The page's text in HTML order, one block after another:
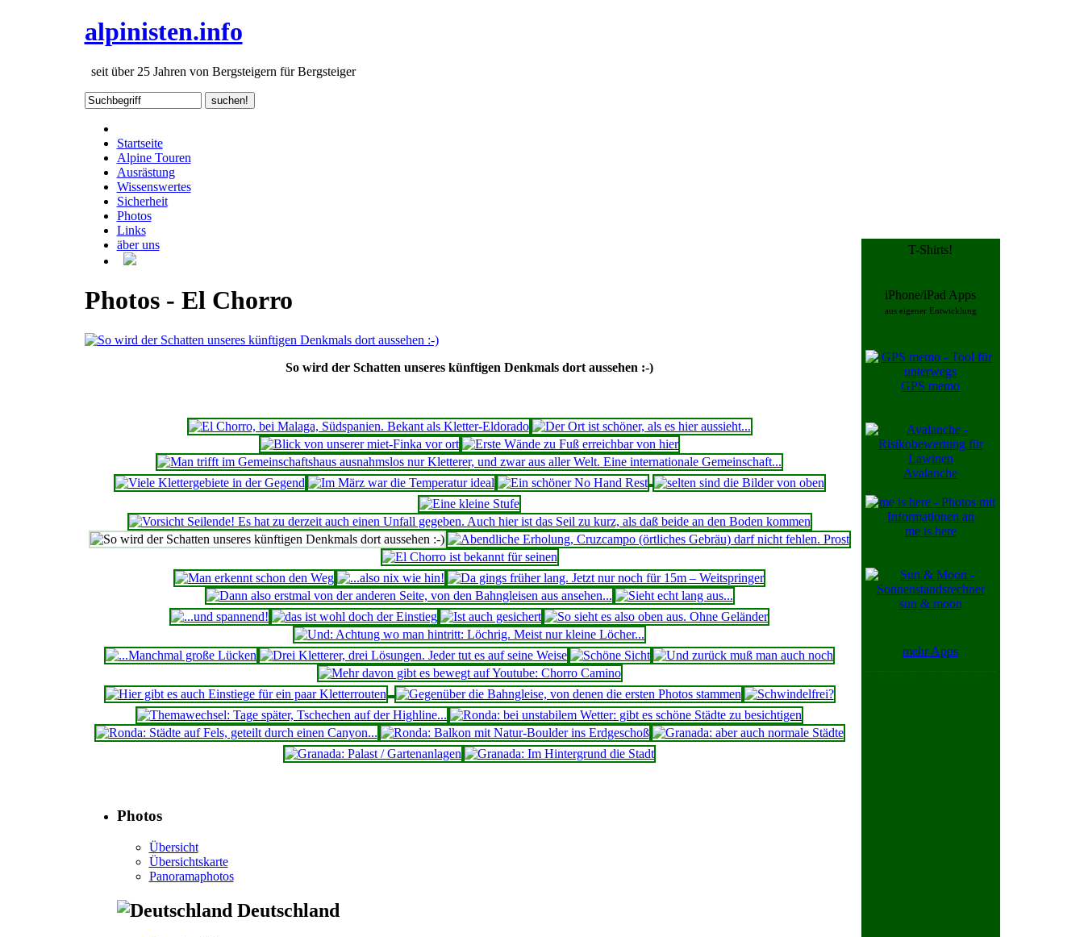
T-Shirts!
iPhone/iPad Apps
aus eigener Entwicklung
GPS memo
Avalanche
me is here
sun & moon
mehr Apps
alpinisten.info
seit über 25 Jahren von Bergsteigern für Bergsteiger
Startseite
Alpine Touren
Ausrästung
Wissenswertes
Sicherheit
Photos
Links
äber uns
Photos - El Chorro
So wird der Schatten unseres künftigen Denkmals dort aussehen :-)
Photos
Übersicht
Übersichtskarte
Panoramaphotos
Deutschland